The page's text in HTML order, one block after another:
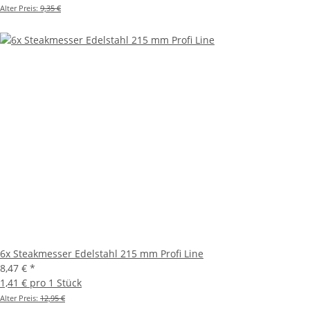
Alter Preis: 9,35 €
6x Steakmesser Edelstahl 215 mm Profi Line
8,47 € *
1,41 € pro 1 Stück
Alter Preis: 12,95 €